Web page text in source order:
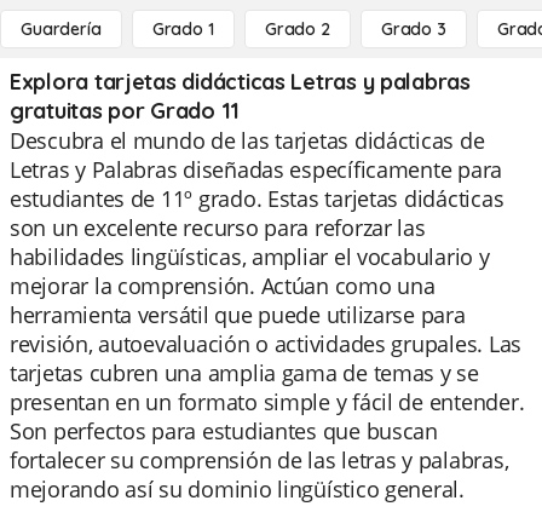
Guardería Grado 1 Grado 2 Grado 3
Explora tarjetas didácticas Letras y palabras
gratuitas por Grado 11
Descubra el mundo de las tarjetas didácticas de
Letras y Palabras diseñadas específicamente para
estudiantes de 11º grado. Estas tarjetas didácticas
son un excelente recurso para reforzar las
habilidades lingüísticas, ampliar el vocabulario y
mejorar la comprensión. Actúan como una
herramienta versátil que puede utilizarse para
revisión, autoevaluación o actividades grupales. Las
tarjetas cubren una amplia gama de temas y se
presentan en un formato simple y fácil de entender.
Son perfectos para estudiantes que buscan
fortalecer su comprensión de las letras y palabras,
mejorando así su dominio lingüístico general.